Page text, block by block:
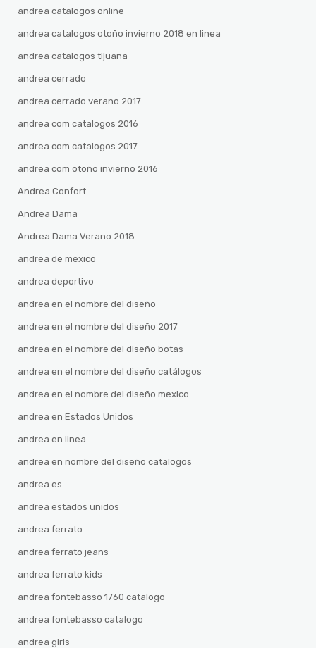
andrea catalogos online
andrea catalogos otoño invierno 2018 en linea
andrea catalogos tijuana
andrea cerrado
andrea cerrado verano 2017
andrea com catalogos 2016
andrea com catalogos 2017
andrea com otoño invierno 2016
Andrea Confort
Andrea Dama
Andrea Dama Verano 2018
andrea de mexico
andrea deportivo
andrea en el nombre del diseño
andrea en el nombre del diseño 2017
andrea en el nombre del diseño botas
andrea en el nombre del diseño catálogos
andrea en el nombre del diseño mexico
andrea en Estados Unidos
andrea en linea
andrea en nombre del diseño catalogos
andrea es
andrea estados unidos
andrea ferrato
andrea ferrato jeans
andrea ferrato kids
andrea fontebasso 1760 catalogo
andrea fontebasso catalogo
andrea girls